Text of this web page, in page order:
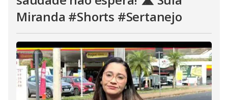
Miranda #Shorts #Sertanejo